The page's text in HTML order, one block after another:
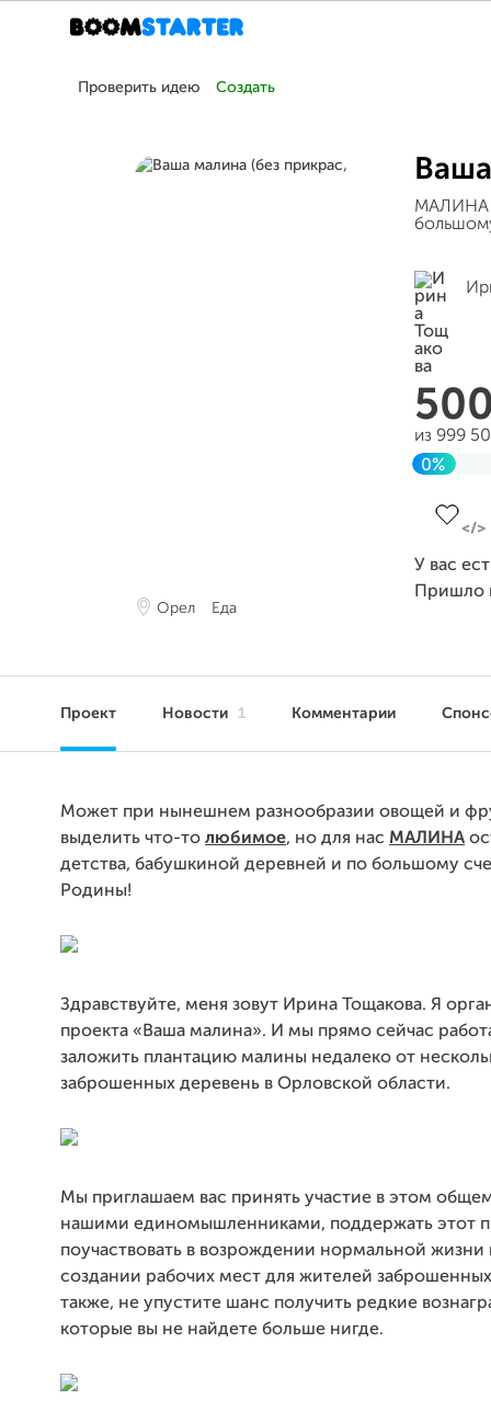
Проверить идею Создать
Орел Еда
МАЛИНА
из 999
0%
У вас
Пришло
Проект Новости 1 Комментарии
Может при нынешнем разнообразии овощей и
выделить что-то любимое, но для нас МАЛИНА
детства, бабушкиной деревней и по большому
Родины!
Здравствуйте, меня зовут Ирина Тощакова. Я
проекта «Ваша малина». И мы прямо сейчас
заложить плантацию малины недалеко от
заброшенных деревень в Орловской области.
Мы приглашаем вас принять участие в этом
нашими единомышленниками, поддержать этот
поучаствовать в возрождении нормальной жизни
создании рабочих мест для жителей
также, не упустите шанс получить редкие
которые вы не найдете больше нигде.